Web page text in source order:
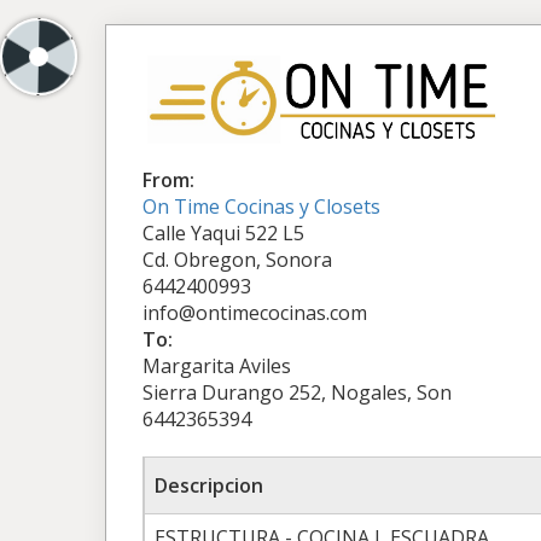
From:
On Time Cocinas y Closets
Calle Yaqui 522 L5
Cd. Obregon, Sonora
6442400993
info@ontimecocinas.com
To:
Margarita Aviles
Sierra Durango 252, Nogales, Son
6442365394
Descripcion